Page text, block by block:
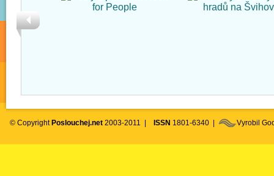
© Copyright Poslouchej.net 2003-2011 | ISSN 1801-6340 | Vyrobil